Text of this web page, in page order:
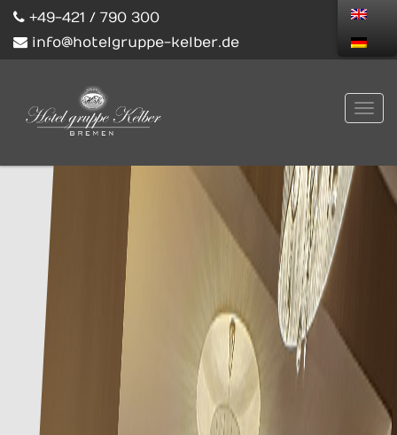
+49-421 / 790 300
info@hotelgruppe-kelber.de